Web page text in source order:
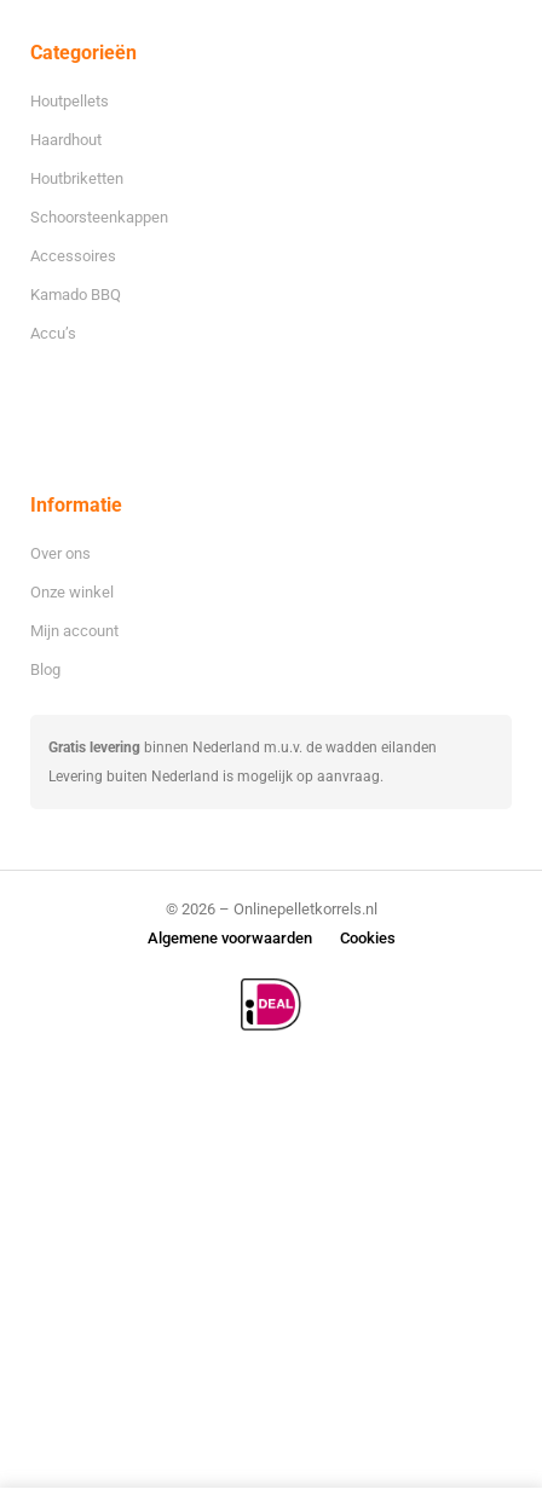
Categorieën
Houtpellets
Haardhout
Houtbriketten
Schoorsteenkappen
Accessoires
Kamado BBQ
Accu’s
Informatie
Over ons
Onze winkel
Mijn account
Blog
Gratis levering binnen Nederland m.u.v. de wadden eilanden
Levering buiten Nederland is mogelijk op aanvraag.
© 2026 – Onlinepelletkorrels.nl
Algemene voorwaarden
Cookies